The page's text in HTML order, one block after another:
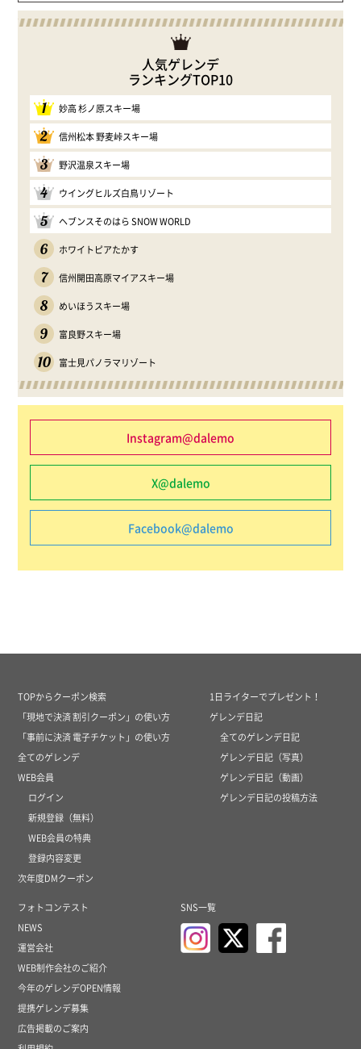
人気ゲレンデ
ランキングTOP10
1 妙高 杉ノ原スキー場
2 信州松本 野麦峠スキー場
3 野沢温泉スキー場
4 ウイングヒルズ白鳥リゾート
5 ヘブンスそのはら SNOW WORLD
6 ホワイトピアたかす
7 信州開田高原マイアスキー場
8 めいほうスキー場
9 富良野スキー場
10 富士見パノラマリゾート
Instagram@dalemo
X@dalemo
Facebook@dalemo
TOPからクーポン検索
「現地で決済 割引クーポン」の使い方
「事前に決済 電子チケット」の使い方
全てのゲレンデ
WEB会員
ログイン
新規登録（無料）
WEB会員の特典
登録内容変更
次年度DMクーポン
1日ライターでプレゼント！
ゲレンデ日記
全てのゲレンデ日記
ゲレンデ日記（写真）
ゲレンデ日記（動画）
ゲレンデ日記の投稿方法
フォトコンテスト
NEWS
運営会社
WEB制作会社のご紹介
今年のゲレンデOPEN情報
提携ゲレンデ募集
広告掲載のご案内
SNS一覧